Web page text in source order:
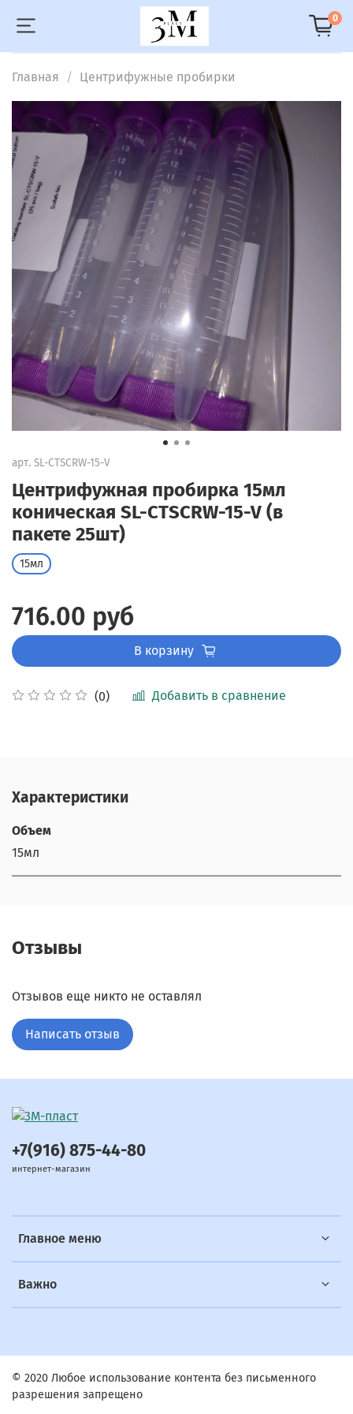
0
Главная Центрифужные пробирки
арт. SL-CTSCRW-15-V
Центрифужная пробирка 15мл
коническая SL-CTSCRW-15-V (в
пакете 25шт)
(0) Добавить в сравнение
15мл
716.00 руб
В корзину
Характеристики
Объем
15мл
Отзывы
Отзывов еще никто не оставлял
Написать отзыв
Главное меню
Важно
+7(916) 875-44-80
интернет-магазин
© 2020 Любое использование контента без письменного
разрешения запрещено